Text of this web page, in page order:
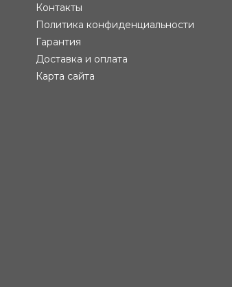
Контакты
Политика конфиденциальности
Гарантия
Доставка и оплата
Карта сайта